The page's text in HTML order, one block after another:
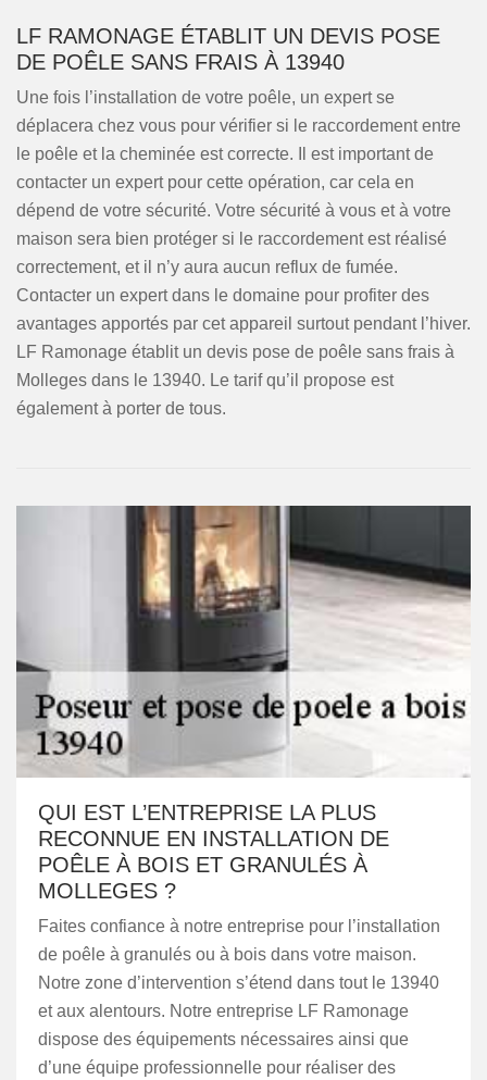
LF RAMONAGE ÉTABLIT UN DEVIS POSE
DE POÊLE SANS FRAIS À 13940
Une fois l’installation de votre poêle, un expert se
déplacera chez vous pour vérifier si le raccordement entre
le poêle et la cheminée est correcte. Il est important de
contacter un expert pour cette opération, car cela en
dépend de votre sécurité. Votre sécurité à vous et à votre
maison sera bien protéger si le raccordement est réalisé
correctement, et il n’y aura aucun reflux de fumée.
Contacter un expert dans le domaine pour profiter des
avantages apportés par cet appareil surtout pendant l’hiver.
LF Ramonage établit un devis pose de poêle sans frais à
Molleges dans le 13940. Le tarif qu’il propose est
également à porter de tous.
QUI EST L’ENTREPRISE LA PLUS
RECONNUE EN INSTALLATION DE
POÊLE À BOIS ET GRANULÉS À
MOLLEGES ?
Faites confiance à notre entreprise pour l’installation
de poêle à granulés ou à bois dans votre maison.
Notre zone d’intervention s’étend dans tout le 13940
et aux alentours. Notre entreprise LF Ramonage
dispose des équipements nécessaires ainsi que
d’une équipe professionnelle pour réaliser des